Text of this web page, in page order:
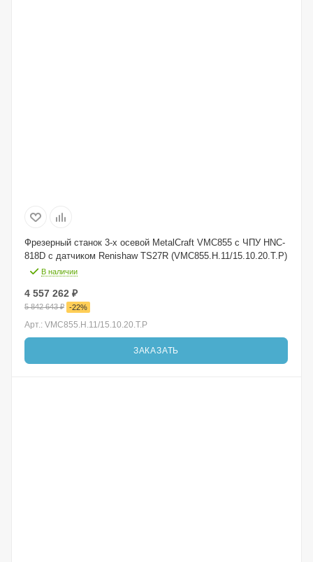
Фрезерный станок 3-х осевой MetalCraft VMC855 с ЧПУ HNC-
818D с датчиком Renishaw TS27R (VMC855.H.11/15.10.20.T.P)
В наличии
4 557 262 ₽
5 842 643₽ -22%
Арт.: VMC855.H.11/15.10.20.T.P
ЗАКАЗАТЬ